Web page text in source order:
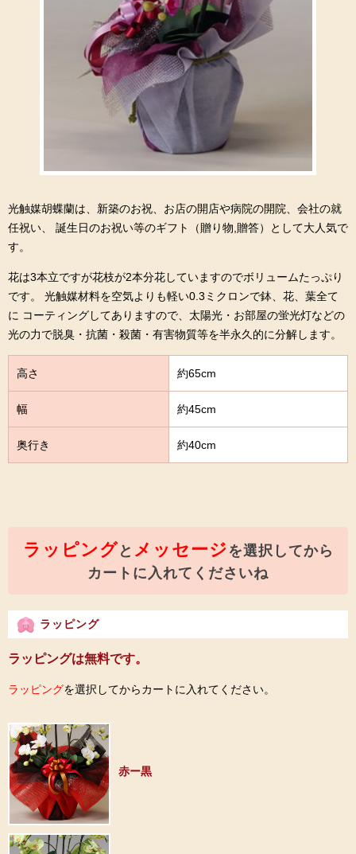
光触媒胡蝶蘭は、新築のお祝、お店の開店や病院の開院、会社の就
任祝い、 誕生日のお祝い等のギフト（贈り物,贈答）として大人気で
す。
花は3本立ですが花枝が2本分花していますのでボリュームたっぷり
です。 光触媒材料を空気よりも軽い0.3ミクロンで鉢、花、葉全て
に コーティングしてありますので、太陽光・お部屋の蛍光灯などの
光の力で脱臭・抗菌・殺菌・有害物質等を半永久的に分解します。
高さ 約65cm
幅 約45cm
奥行き 約40cm
ラッピングと メッセージ を選択してから
カートに入れてくださいね
ラッピング
ラッピングは無料です。
ラッピングを選択してからカートに入れてください。
赤ー黒